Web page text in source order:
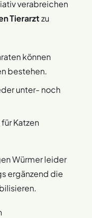
verabreichen
Tierarztzu
können
bestehen.
unter- noch
Katzen
Würmer leider
ergänzend die